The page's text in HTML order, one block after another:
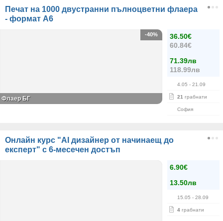
Печат на 1000 двустранни пълноцветни флаера
- формат А6
36.50€
60.84€
71.39лв
118.99лв
4.05 - 21.09
21 грабнати
София
-40%
Флаер БГ
Онлайн курс "AI дизайнер от начинаещ до
експерт" с 6-месечен достъп
6.90€
13.50лв
15.05 - 28.09
4 грабнати